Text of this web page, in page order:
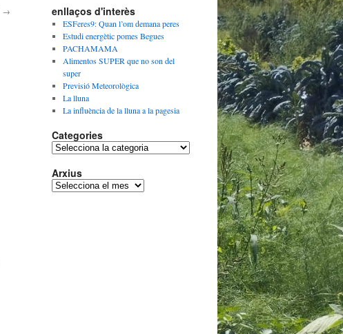
→ enllaços d'interès
ESFeres9: Quan l’om demana peres
Estudi energètic pomes Begues
PACHAMAMA
Alimentos SUPER que no son del
super
Previsió Meteorològica
La lluna
La influència de la lluna a la pagesia
Categories
Categories
Arxius
Arxius